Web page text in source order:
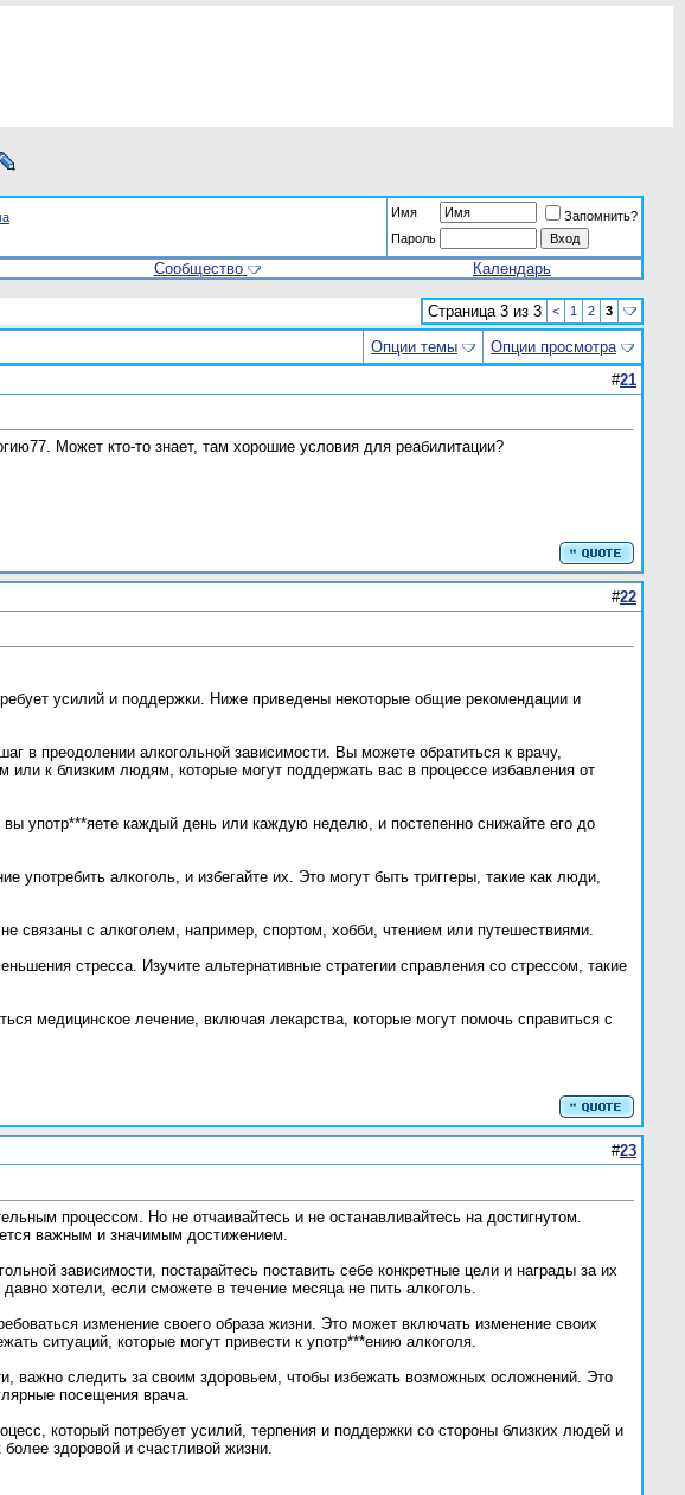
Имя
Запомнить?
Пароль
Сообщество Календарь
Страница 3 из 3 < 1 2 3
Опции темы
Опции просмотра
#21
Может кто-то знает, там хорошие условия для реабилитации?
#22
усилий и поддержки. Ниже приведены некоторые общие рекомендации и
преодолении алкогольной зависимости. Вы можете обратиться к врачу,
к близким людям, которые могут поддержать вас в процессе избавления от
употр***яете каждый день или каждую неделю, и постепенно снижайте его до
употребить алкоголь, и избегайте их. Это могут быть триггеры, такие как люди,
связаны с алкоголем, например, спортом, хобби, чтением или путешествиями.
стресса. Изучите альтернативные стратегии справления со стрессом, такие
медицинское лечение, включая лекарства, которые могут помочь справиться с
#23
процессом. Но не отчаивайтесь и не останавливайтесь на достигнутом.
важным и значимым достижением.
зависимости, постарайтесь поставить себе конкретные цели и награды за их
хотели, если сможете в течение месяца не пить алкоголь.
изменение своего образа жизни. Это может включать изменение своих
ситуаций, которые могут привести к употр***ению алкоголя.
важно следить за своим здоровьем, чтобы избежать возможных осложнений. Это
посещения врача.
который потребует усилий, терпения и поддержки со стороны близких людей и
здоровой и счастливой жизни.